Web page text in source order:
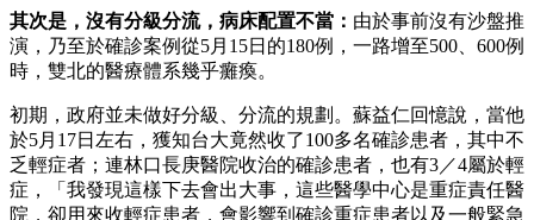
其次是，沒有分級分流，病床配置不當： 由於事前沒有沙盤推
演，乃至於確診案例從5月15日的180例，一路增至500、600例
時，雙北的醫療體系幾乎癱瘓。
初期，政府並未做好分級、分流的規劃。蘇益仁回憶說，當他
於5月17日左右，獲知台大竟然收了100多名確診患者，其中不
乏輕症者；連林口長庚醫院收治的確診患者，也有3／4屬於輕
症，「我發現這樣下去會出大事，這些醫學中心是重症責任醫
院，卻用來收輕症患者，會影響到確診重症患者以及一般緊急